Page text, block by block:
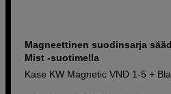
Magneettinen suodinsarja
Mist -suotimella
Kase KW Magnetic VND 1-5 +